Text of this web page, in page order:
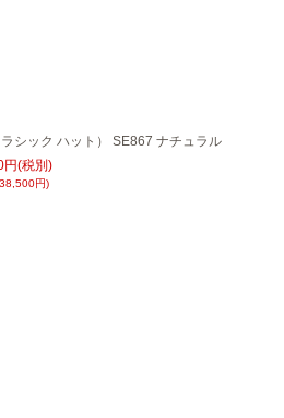
シック ハット） SE867 ナチュラル
円(税別)
38,500円)